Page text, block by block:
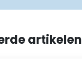
artikelen